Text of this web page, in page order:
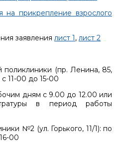
на прикрепление взрослого
заявления лист 1, лист 2
(пр. Ленина, 85,
11-00 до 15-00
дням с 9.00 до 12.00 или
в период работы
№2 (ул. Горького, 11/1): по
00